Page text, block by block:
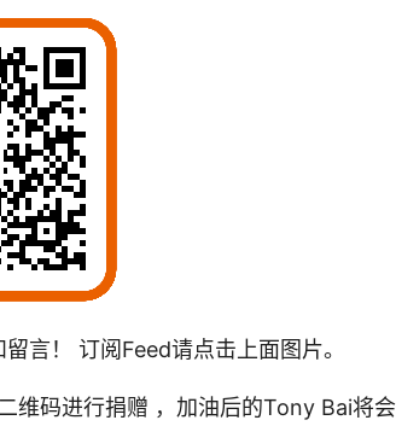
言！ 订阅Feed请点击上面图片。
维码进行捐赠 ，加油后的Tony Bai将会